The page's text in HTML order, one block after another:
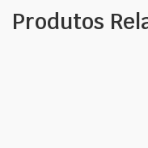
Produtos